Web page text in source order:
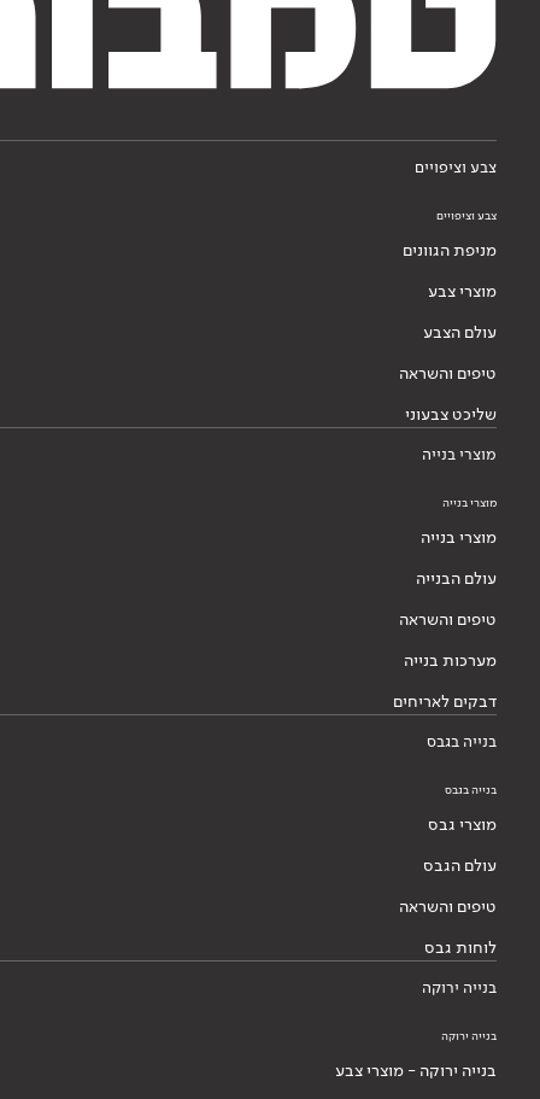
צבע וציפויים
צבע וציפויים
מניפת הגוונים
מוצרי צבע
עולם הצבע
טיפים והשראה
שליכט צבעוני
מוצרי בנייה
מוצרי בנייה
מוצרי בנייה
עולם הבנייה
טיפים והשראה
מערכות בנייה
דבקים לאריחים
בנייה בגבס
בנייה בגבס
מוצרי גבס
עולם הגבס
טיפים והשראה
לוחות גבס
בנייה ירוקה
בנייה ירוקה
בנייה ירוקה - מוצרי צבע